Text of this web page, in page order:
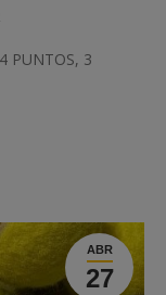
PUNTOS, 3
ABR
27